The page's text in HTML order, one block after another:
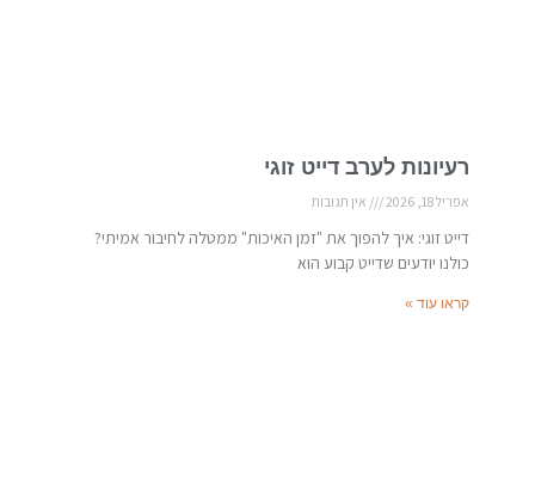
רעיונות לערב דייט זוגי
אפריל 18, 2026 אין תגובות
דייט זוגי: איך להפוך את "זמן האיכות" ממטלה לחיבור אמיתי?
כולנו יודעים שדייט קבוע הוא
קראו עוד »